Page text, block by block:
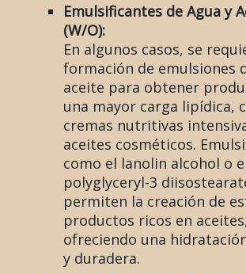
Emulsificantes de Agua y
(W/O):
En algunos casos, se
formación de emulsiones
aceite para obtener
una mayor carga lipídica,
cremas nutritivas
aceites cosméticos.
como el lanolin alcohol o
polyglyceryl-3
permiten la creación de
productos ricos en
ofreciendo una
y duradera.